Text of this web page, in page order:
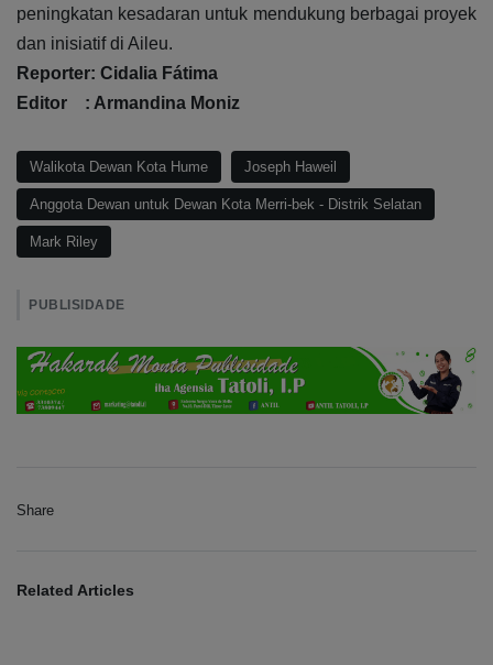
peningkatan kesadaran untuk mendukung berbagai proyek
dan inisiatif di Aileu.
Reporter: Cidalia Fátima
Editor : Armandina Moniz
Walikota Dewan Kota Hume Joseph Haweil
Anggota Dewan untuk Dewan Kota Merri-bek - Distrik Selatan
Mark Riley
PUBLISIDADE
Share
Related Articles